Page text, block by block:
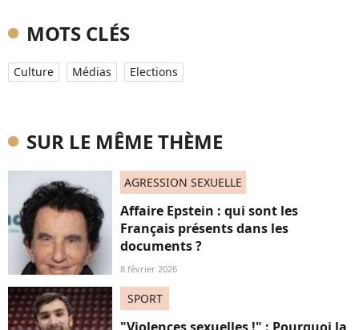
MOTS CLÉS
Culture Médias Elections
SUR LE MÊME THÈME
AGRESSION SEXUELLE
Affaire Epstein : qui sont les
Français présents dans les
documents ?
8 février 2026
SPORT